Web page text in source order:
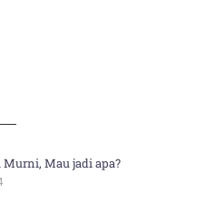
Murni, Mau jadi apa?